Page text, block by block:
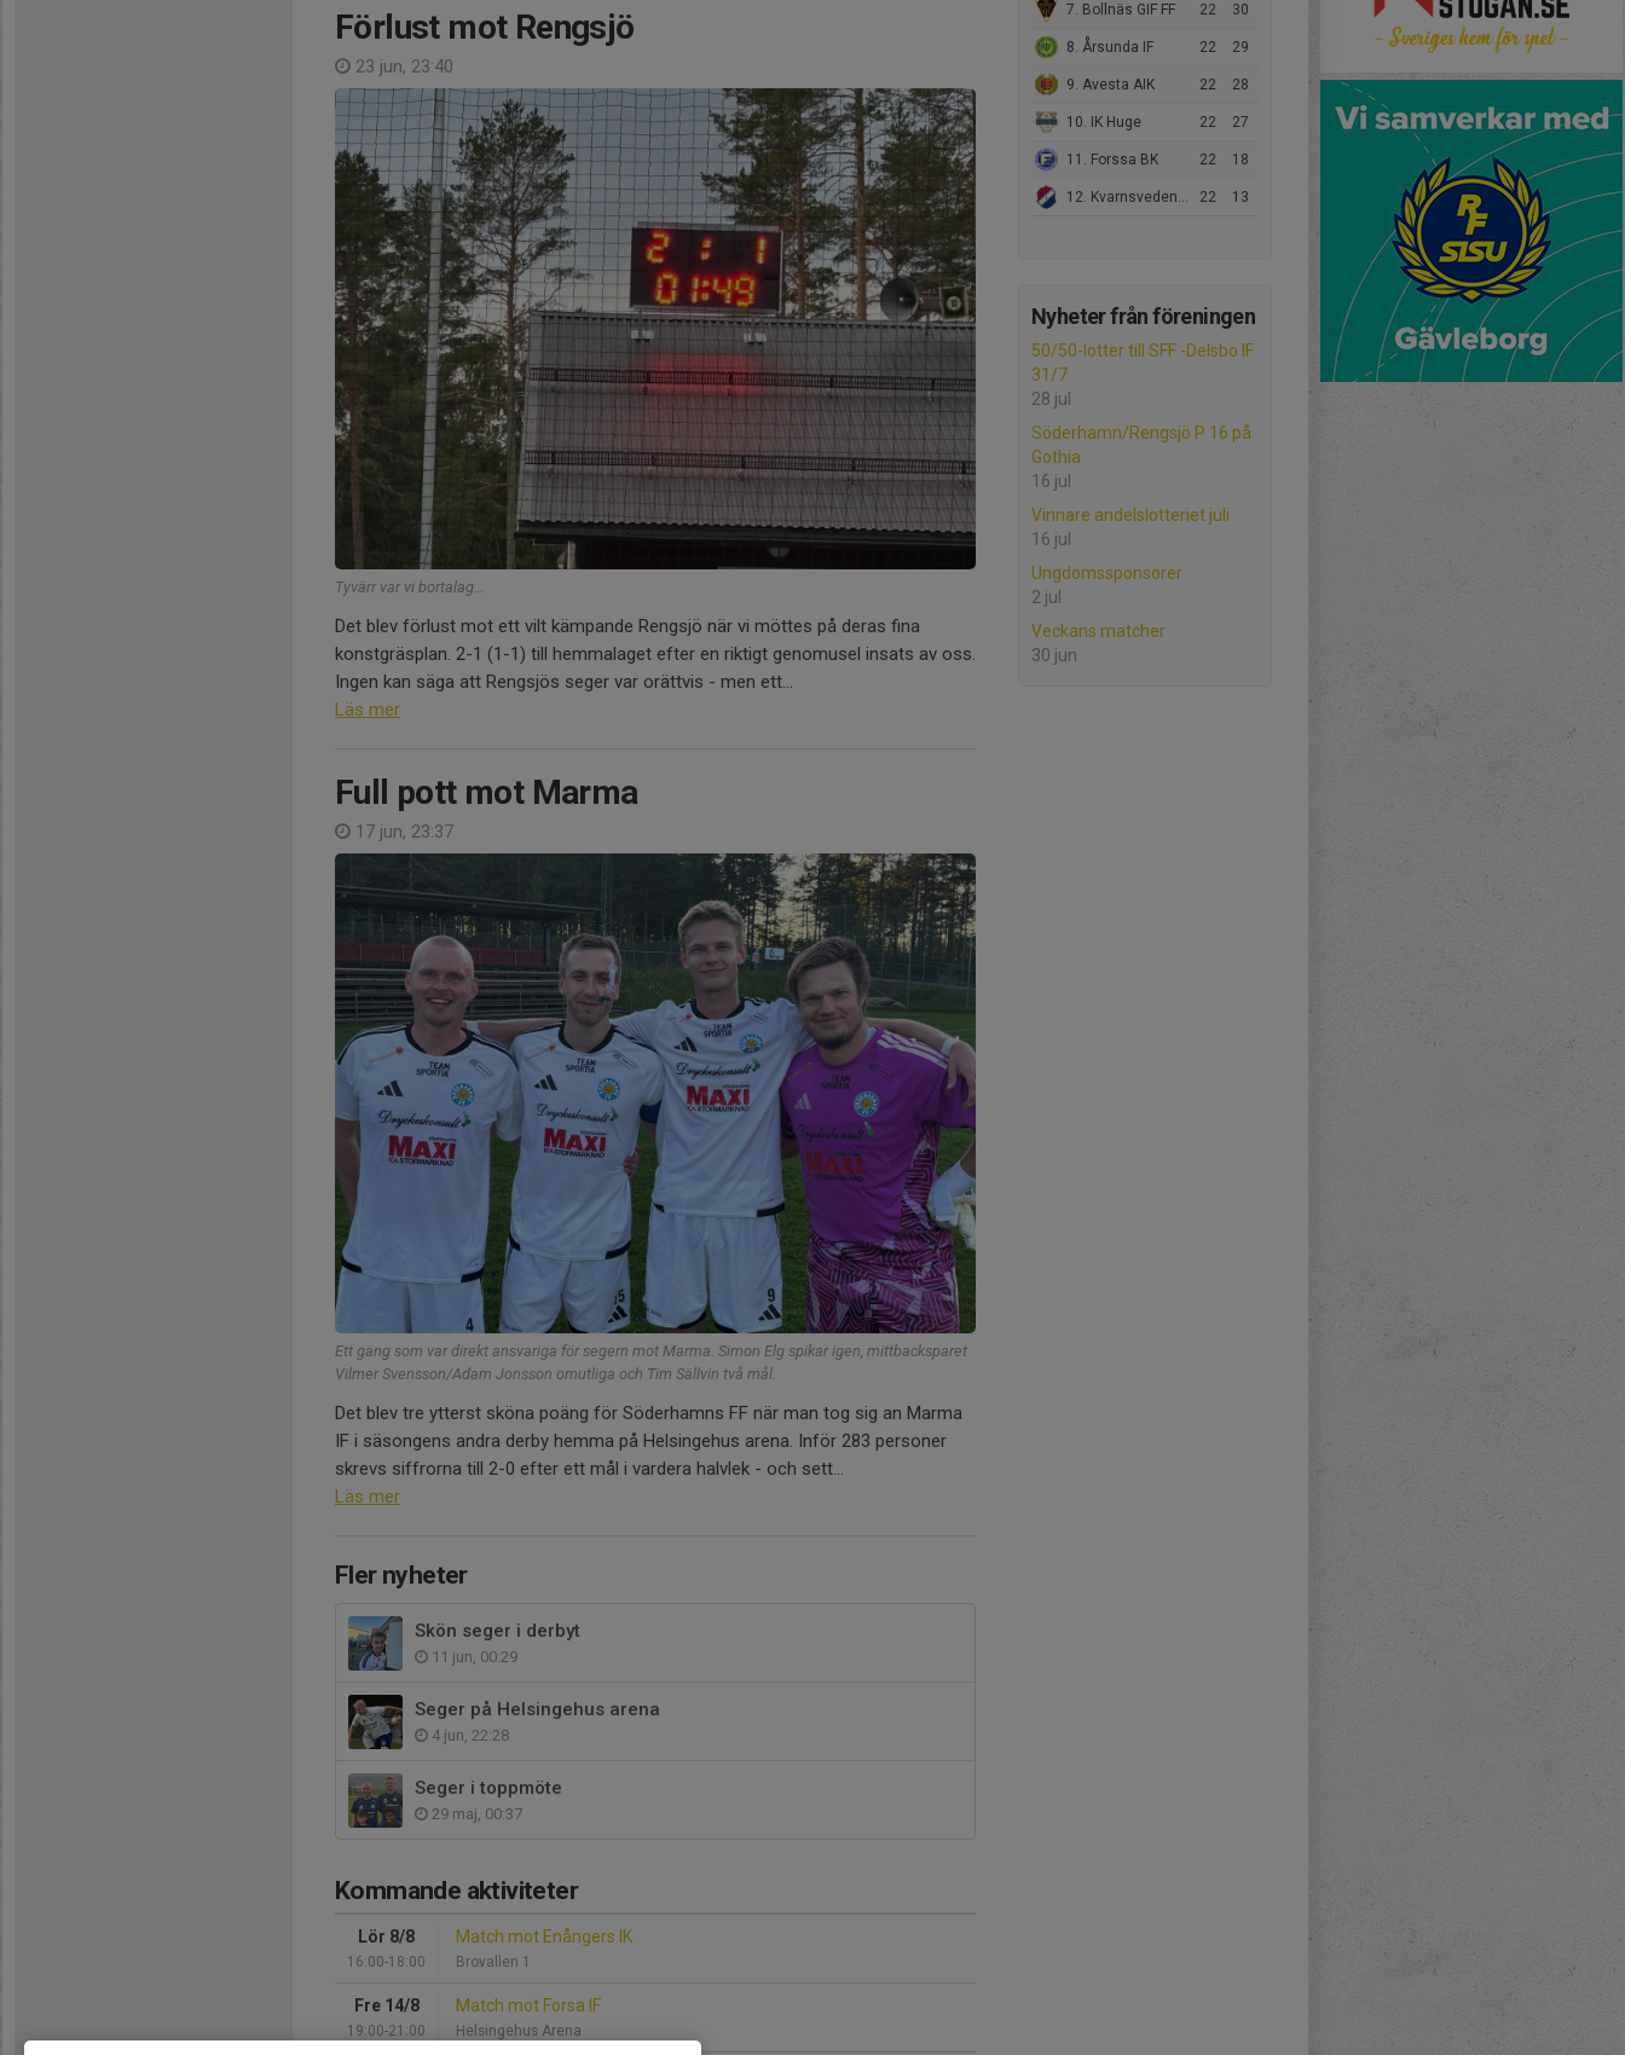
7. Bollnäs GIF FF 22 30
8. Årsunda IF 22 29
9. Avesta AIK 22 28
10. IK Huge 22 27
11. Forssa BK 22 18
12. Kvarnsvedens IK 22 13
Nyheter från föreningen
50/50-lotter till SFF -Delsbo IF
31/7
28 jul
Söderhamn/Rengsjö P 16 på
Gothia
16 jul
Vinnare andelslotteriet juli
16 jul
Ungdomssponsorer
2 jul
Veckans matcher
30 jun
Förlust mot Rengsjö
23 jun, 23:40
Tyvärr var vi bortalag…
Det blev förlust mot ett vilt kämpande Rengsjö när vi möttes på deras fina
konstgräsplan. 2-1 (1-1) till hemmalaget efter en riktigt genomusel insats av oss.
Ingen kan säga att Rengsjös seger var orättvis - men ett...
Läs mer
Full pott mot Marma
17 jun, 23:37
Ett gäng som var direkt ansvariga för segern mot Marma. Simon Elg spikar igen, mittbacksparet
Vilmer Svensson/Adam Jonsson omutliga och Tim Sällvin två mål.
Det blev tre ytterst sköna poäng för Söderhamns FF när man tog sig an Marma
IF i säsongens andra derby hemma på Helsingehus arena. Inför 283 personer
skrevs siffrorna till 2-0 efter ett mål i vardera halvlek - och sett...
Läs mer
Fler nyheter
Skön seger i derbyt
11 jun, 00:29
Seger på Helsingehus arena
4 jun, 22:28
Seger i toppmöte
29 maj, 00:37
Kommande aktiviteter
Lör 8/8
16:00-18:00
Match mot Enångers IK
Brovallen 1
Fre 14/8
19:00-21:00
Match mot Forsa IF
Helsingehus Arena